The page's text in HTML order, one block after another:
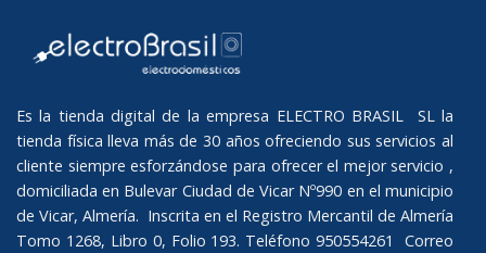
Es la tienda digital de la empresa ELECTRO BRASIL SL la
tienda física lleva más de 30 años ofreciendo sus servicios al
cliente siempre esforzándose para ofrecer el mejor servicio ,
domiciliada en Bulevar Ciudad de Vicar Nº990 en el municipio
de Vicar, Almería. Inscrita en el Registro Mercantil de Almería
Tomo 1268, Libro 0, Folio 193. Teléfono 950554261 Correo